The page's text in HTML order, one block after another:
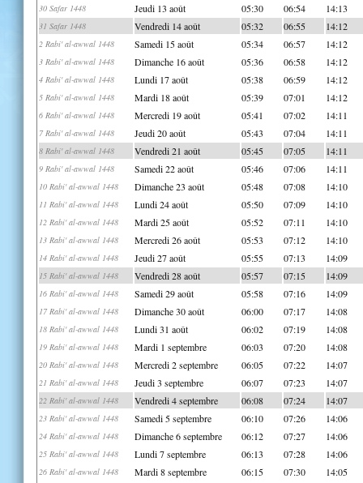
30 Safar 1448 Jeudi 13 août 05:30 06:54 14:13
31 Safar 1448 Vendredi 14 août 05:32 06:55 14:12
2 Rabi' al-awwal 1448 Samedi 15 août 05:34 06:57 14:12
3 Rabi' al-awwal 1448 Dimanche 16 août 05:36 06:58 14:12
4 Rabi' al-awwal 1448 Lundi 17 août 05:38 06:59 14:12
5 Rabi' al-awwal 1448 Mardi 18 août 05:39 07:01 14:12
6 Rabi' al-awwal 1448 Mercredi 19 août 05:41 07:02 14:11
7 Rabi' al-awwal 1448 Jeudi 20 août 05:43 07:04 14:11
8 Rabi' al-awwal 1448 Vendredi 21 août 05:45 07:05 14:11
9 Rabi' al-awwal 1448 Samedi 22 août 05:46 07:06 14:11
10 Rabi' al-awwal 1448 Dimanche 23 août 05:48 07:08 14:10
11 Rabi' al-awwal 1448 Lundi 24 août 05:50 07:09 14:10
12 Rabi' al-awwal 1448 Mardi 25 août 05:52 07:11 14:10
13 Rabi' al-awwal 1448 Mercredi 26 août 05:53 07:12 14:10
14 Rabi' al-awwal 1448 Jeudi 27 août 05:55 07:13 14:09
15 Rabi' al-awwal 1448 Vendredi 28 août 05:57 07:15 14:09
16 Rabi' al-awwal 1448 Samedi 29 août 05:58 07:16 14:09
17 Rabi' al-awwal 1448 Dimanche 30 août 06:00 07:17 14:08
18 Rabi' al-awwal 1448 Lundi 31 août 06:02 07:19 14:08
19 Rabi' al-awwal 1448 Mardi 1 septembre 06:03 07:20 14:08
20 Rabi' al-awwal 1448 Mercredi 2 septembre 06:05 07:22 14:07
21 Rabi' al-awwal 1448 Jeudi 3 septembre 06:07 07:23 14:07
22 Rabi' al-awwal 1448 Vendredi 4 septembre 06:08 07:24 14:07
23 Rabi' al-awwal 1448 Samedi 5 septembre 06:10 07:26 14:06
24 Rabi' al-awwal 1448 Dimanche 6 septembre 06:12 07:27 14:06
25 Rabi' al-awwal 1448 Lundi 7 septembre 06:13 07:28 14:06
26 Rabi' al-awwal 1448 Mardi 8 septembre 06:15 07:30 14:05